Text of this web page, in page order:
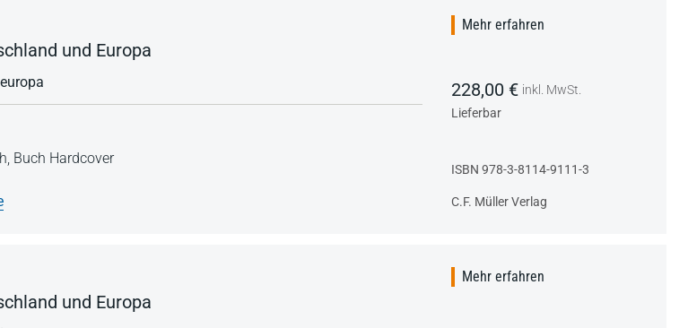
und Europa
Buch Hardcover
Mehr erfahren
228,00 € inkl. MwSt.
Lieferbar
ISBN 978-3-8114-9111-3
C.F. Müller Verlag
und Europa
Mehr erfahren